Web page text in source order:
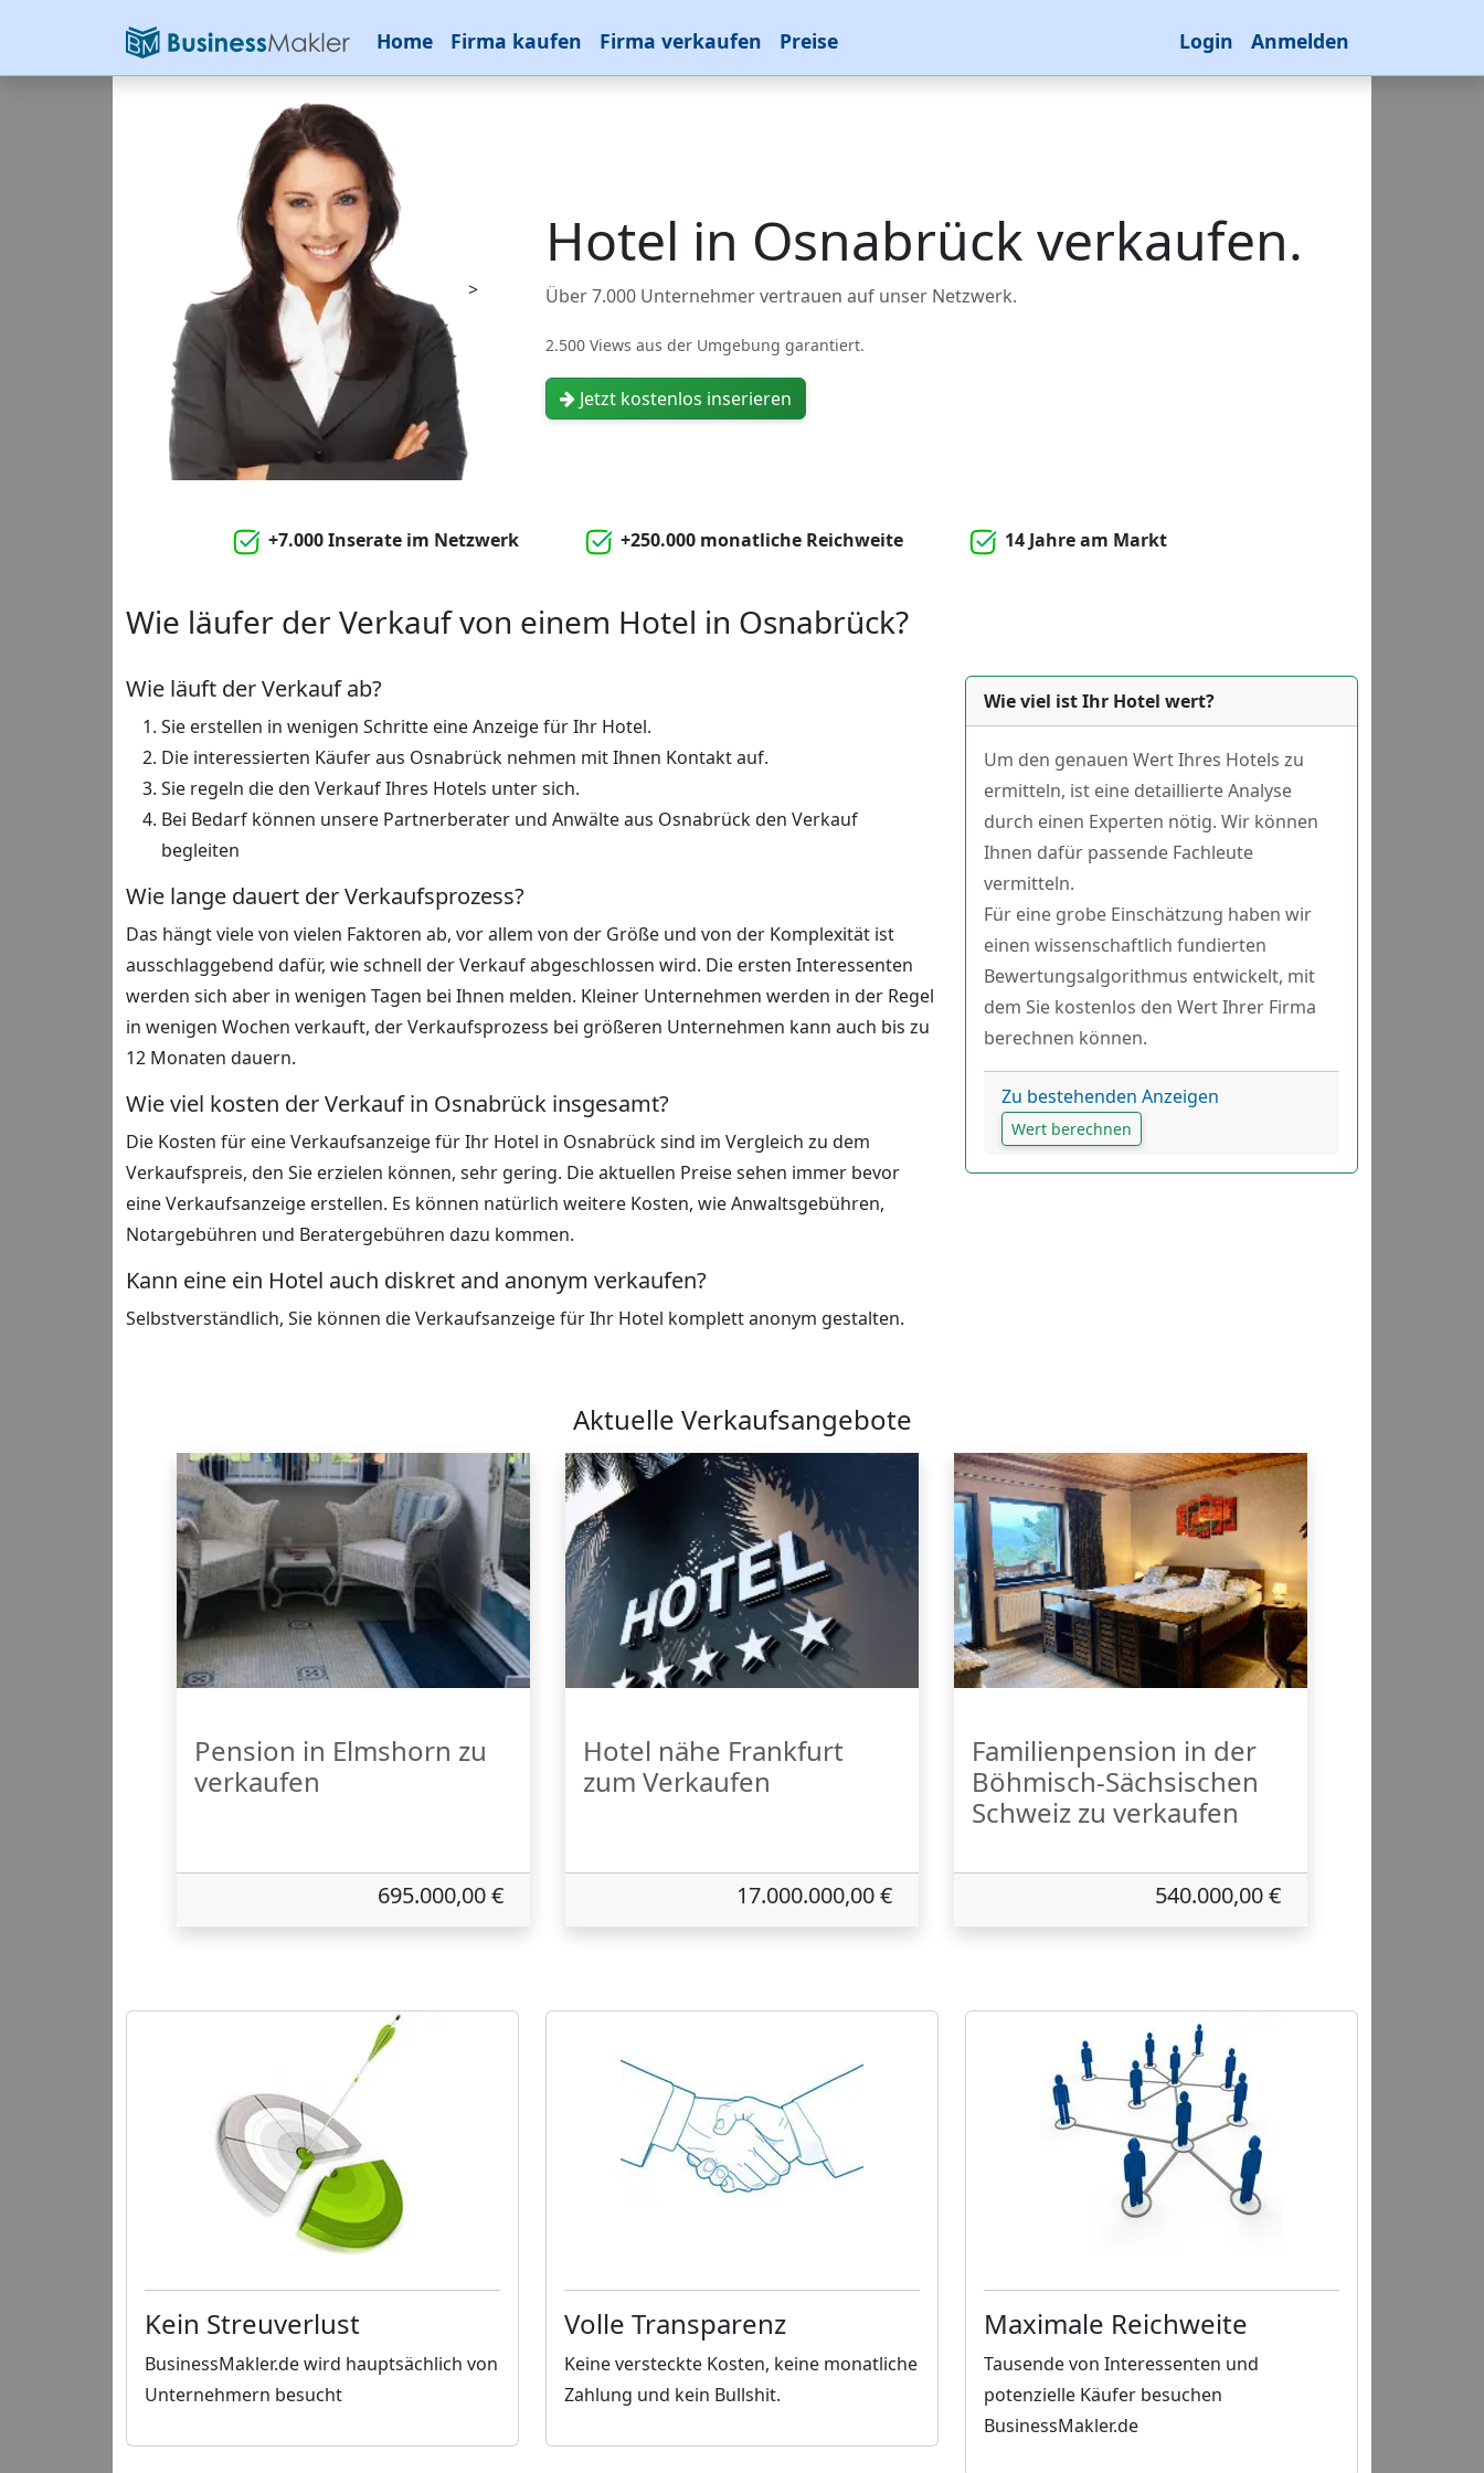
Home Firma kaufen Firma verkaufen Preise Login Anmelden
>
Hotel in Osnabrück verkaufen.
Über 7.000 Unternehmer vertrauen auf unser Netzwerk.
2.500 Views aus der Umgebung garantiert.
Jetzt kostenlos inserieren
+7.000 Inserate im Netzwerk +250.000 monatliche Reichweite 14 Jahre am Markt
Wie läufer der Verkauf von einem Hotel in Osnabrück?
Wie läuft der Verkauf ab?
Sie erstellen in wenigen Schritte eine Anzeige für Ihr Hotel.
Die interessierten Käufer aus Osnabrück nehmen mit Ihnen Kontakt auf.
Sie regeln die den Verkauf Ihres Hotels unter sich.
Bei Bedarf können unsere Partnerberater und Anwälte aus Osnabrück den Verkauf
begleiten
Wie lange dauert der Verkaufsprozess?
Das hängt viele von vielen Faktoren ab, vor allem von der Größe und von der Komplexität ist
ausschlaggebend dafür, wie schnell der Verkauf abgeschlossen wird. Die ersten Interessenten
werden sich aber in wenigen Tagen bei Ihnen melden. Kleiner Unternehmen werden in der Regel
in wenigen Wochen verkauft, der Verkaufsprozess bei größeren Unternehmen kann auch bis zu
12 Monaten dauern.
Wie viel kosten der Verkauf in Osnabrück insgesamt?
Die Kosten für eine Verkaufsanzeige für Ihr Hotel in Osnabrück sind im Vergleich zu dem
Verkaufspreis, den Sie erzielen können, sehr gering. Die aktuellen Preise sehen immer bevor
eine Verkaufsanzeige erstellen. Es können natürlich weitere Kosten, wie Anwaltsgebühren,
Notargebühren und Beratergebühren dazu kommen.
Kann eine ein Hotel auch diskret and anonym verkaufen?
Selbstverständlich, Sie können die Verkaufsanzeige für Ihr Hotel komplett anonym gestalten.
Wie viel ist Ihr Hotel wert?
Um den genauen Wert Ihres Hotels zu
ermitteln, ist eine detaillierte Analyse
durch einen Experten nötig. Wir können
Ihnen dafür passende Fachleute
vermitteln.
Für eine grobe Einschätzung haben wir
einen wissenschaftlich fundierten
Bewertungsalgorithmus entwickelt, mit
dem Sie kostenlos den Wert Ihrer Firma
berechnen können.
Zu bestehenden Anzeigen
Wert berechnen
Aktuelle Verkaufsangebote
Pension in Elmshorn zu
verkaufen
695.000,00 €
Hotel nähe Frankfurt
zum Verkaufen
17.000.000,00 €
Familienpension in der
Böhmisch-Sächsischen
Schweiz zu verkaufen
540.000,00 €
Kein Streuverlust
BusinessMakler.de wird hauptsächlich von
Unternehmern besucht
Volle Transparenz
Keine versteckte Kosten, keine monatliche
Zahlung und kein Bullshit.
Maximale Reichweite
Tausende von Interessenten und
potenzielle Käufer besuchen
BusinessMakler.de